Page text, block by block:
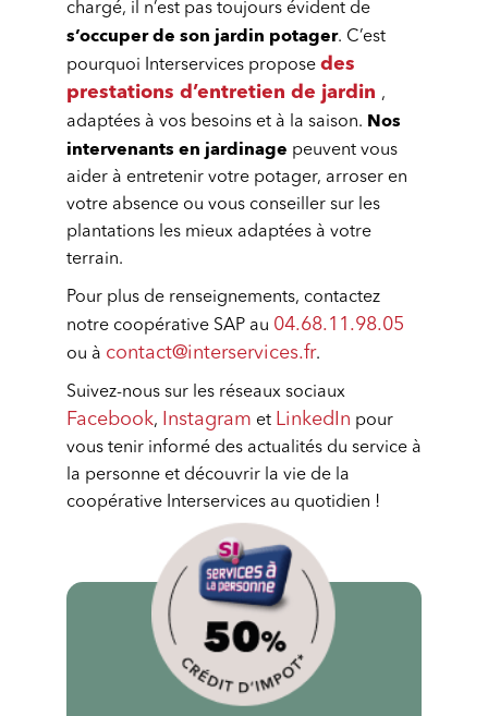
chargé, il n’est pas toujours évident de
s’occuper de son jardin potager. C’est
pourquoi Interservices propose des
prestations d’entretien de jardin ,
adaptées à vos besoins et à la saison. Nos
intervenants en jardinage peuvent vous
aider à entretenir votre potager, arroser en
votre absence ou vous conseiller sur les
plantations les mieux adaptées à votre
terrain.
Pour plus de renseignements, contactez
notre coopérative SAP au 04.68.11.98.05
ou à contact@interservices.fr.
Suivez-nous sur les réseaux sociaux
Facebook, Instagram et LinkedIn pour
vous tenir informé des actualités du service à
la personne et découvrir la vie de la
coopérative Interservices au quotidien !